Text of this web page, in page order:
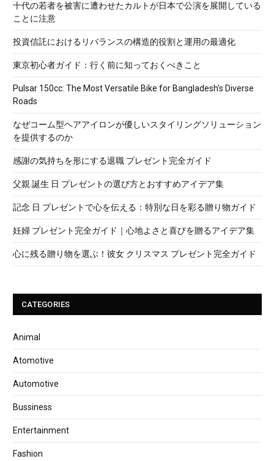
十代の若者を被害に遭わせたカルトが日本で公演を展開している
ことに注意
投資信託におけるリバランスの構造的役割と運用の最適化
東京初心者ガイド：行く前に知っておくべきこと
Pulsar 150cc: The Most Versatile Bike for Bangladesh’s Diverse
Roads
なぜコーム型ヘアアイロンが優しいスタイリングソリューション
を提供するのか
感謝の気持ちを形にする退職 プレゼント完全ガイド
父親 誕生 日 プレゼントの選び方とおすすめアイデア集
記念 日 プレゼントで心を伝える：特別な日を彩る贈り物ガイド
妊婦 プレゼント完全ガイド｜心地よさと喜びを贈るアイデア集
心に残る贈り物を選ぶ！彼女 クリスマス プレゼント完全ガイド
CATEGORIES
Animal
Atomotive
Automotive
Bussiness
Entertainment
Fashion